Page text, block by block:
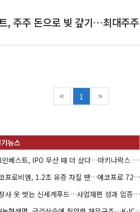
, 주주 돈으로 빚 갚기…최대주
1
HB인베스트, IPO 무산 때 더 샀다…마키나락스 투자 2.7배 회수
에코프로비엠, 1.2조 유증 차질 땐…에코프로 7270억 '독박'
상장사 옷 벗는 신세계푸드…사업재편 성과 입증할까